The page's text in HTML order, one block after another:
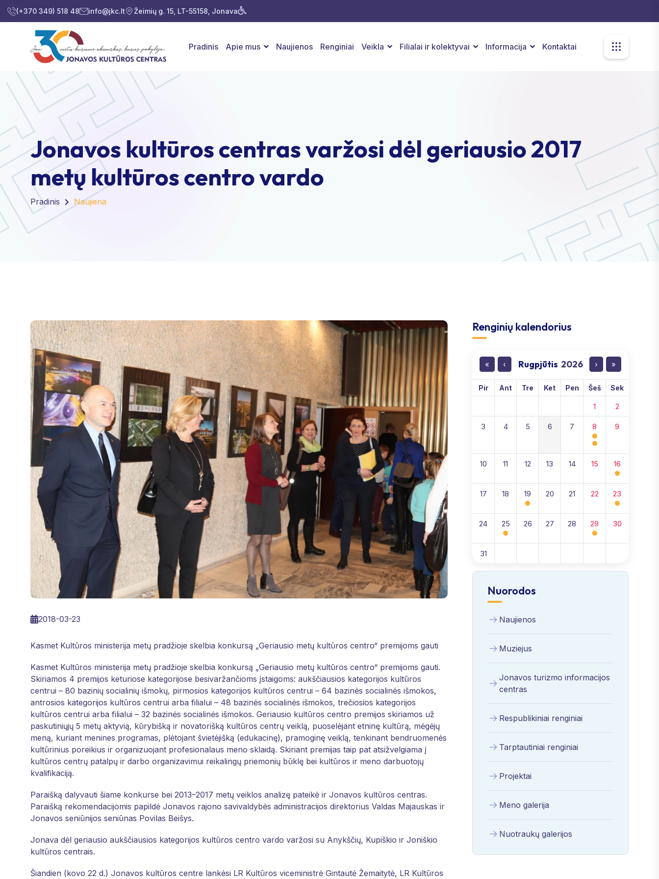
(+370 349) 518 48 info@jkc.lt Žeimių g. 15, LT-55158, Jonava
Pradinis Apie mus Naujienos Renginiai Veikla Filialai ir kolektyvai Informacija Kontaktai
Jonavos kultūros centras varžosi dėl geriausio 2017
metų kultūros centro vardo
Pradinis Naujiena
2018-03-23
Kasmet Kultūros ministerija metų pradžioje skelbia konkursą „Geriausio metų kultūros centro“ premijoms gauti
Kasmet Kultūros ministerija metų pradžioje skelbia konkursą „Geriausio metų kultūros centro“ premijoms gauti.
Skiriamos 4 premijos keturiose kategorijose besivaržančioms įstaigoms: aukščiausios kategorijos kultūros
centrui – 80 bazinių socialinių išmokų, pirmosios kategorijos kultūros centrui – 64 bazinės socialinės išmokos,
antrosios kategorijos kultūros centrui arba filialui – 48 bazinės socialinės išmokos, trečiosios kategorijos
kultūros centrui arba filialui – 32 bazinės socialinės išmokos. Geriausio kultūros centro premijos skiriamos už
paskutiniųjų 5 metų aktyvią, kūrybišką ir novatorišką kultūros centrų veiklą, puoselėjant etninę kultūrą, mėgėjų
meną, kuriant menines programas, plėtojant švietėjišką (edukacinę), pramoginę veiklą, tenkinant bendruomenės
kultūrinius poreikius ir organizuojant profesionalaus meno sklaidą. Skiriant premijas taip pat atsižvelgiama į
kultūros centrų patalpų ir darbo organizavimui reikalingų priemonių būklę bei kultūros ir meno darbuotojų
kvalifikaciją.
Paraišką dalyvauti šiame konkurse bei 2013–2017 metų veiklos analizę pateikė ir Jonavos kultūros centras.
Paraišką rekomendacijomis papildė Jonavos rajono savivaldybės administracijos direktorius Valdas Majauskas ir
Jonavos seniūnijos seniūnas Povilas Beišys.
Jonava dėl geriausio aukščiausios kategorijos kultūros centro vardo varžosi su Anykščių, Kupiškio ir Joniškio
kultūros centrais.
Šiandien (kovo 22 d.) Jonavos kultūros centre lankėsi LR Kultūros viceministrė Gintautė Žemaitytė, LR Kultūros
Renginių kalendorius
« ‹ Rugpjūtis 2026 › »
Pir Ant Tre Ket Pen Šeš Sek
1 2
3 4 5 6 7 8 9
10 11 12 13 14 15 16
17 18 19 20 21 22 23
24 25 26 27 28 29 30
31
Nuorodos
Naujienos
Muziejus
Jonavos turizmo informacijos
centras
Respublikiniai renginiai
Tarptautiniai renginiai
Projektai
Meno galerija
Nuotraukų galerijos